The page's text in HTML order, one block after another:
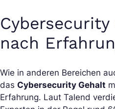
Cybersecurity
nach
Wie in anderen Bereichen
das Cybersecurity Gehalt
Erfahrung. Laut Talend